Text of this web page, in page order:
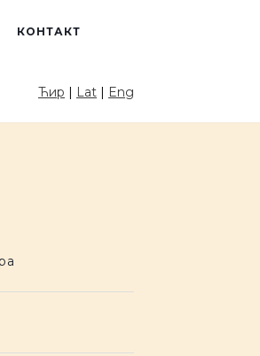
КОНТАКТ
PRETRAGA
Ћир | Lat | Eng